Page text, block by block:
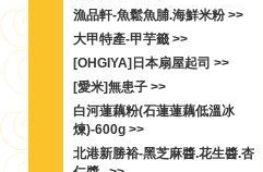
漁品軒-魚鬆魚脯.海鮮米粉 >>
大甲特產-甲芋籤 >>
[OHGIYA]日本扇屋起司 >>
[愛米]無患子 >>
白河蓮藕粉(石蓮蓮藕低溫冰
煉)-600g >>
北港新勝裕-黑芝麻醬.花生醬.杏